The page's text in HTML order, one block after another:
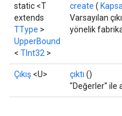
static <T
extends
TType >
UpperBound
< TInt32 >
create (
Varsayılan
yönelik
Çıkış <U> çıktı ()
"Değerler" ile